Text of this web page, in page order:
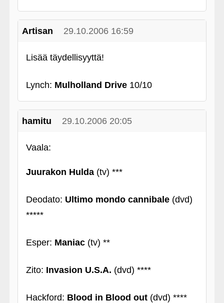
Artisan 29.10.2006 16:59
Lisää täydellisyyttä!
Lynch: Mulholland Drive10/10
hamitu 29.10.2006 20:05
Vaala:
Juurakon Hulda(tv) ***
Deodato: Ultimo mondo cannibale(dvd)
*****
Esper: Maniac(tv) **
Zito: Invasion U.S.A. (dvd) ****
Hackford: Blood in Blood out(dvd) ****